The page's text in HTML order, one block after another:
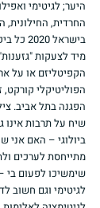
היער; לגיטימי
החרדית, החילונית,
מיד לצעקות
הקפיטליזם או על
הפוליטיקלי קורקט,
שיח על תרבות אינו
ביולוגי – האם אני
מתייחסת לערכים
שימשיכו לפעום בי
לגיטימי וגם חשוב